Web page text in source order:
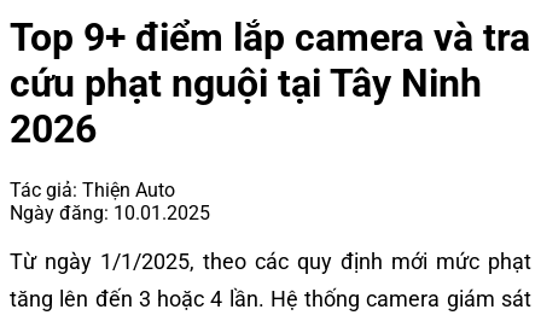
Top 9+ điểm lắp camera và tra
cứu phạt nguội tại Tây Ninh
2026
Tác giả: Thiện Auto
Ngày đăng: 10.01.2025
Từ ngày 1/1/2025, theo các quy định mới mức phạt
tăng lên đến 3 hoặc 4 lần. Hệ thống camera giám sát